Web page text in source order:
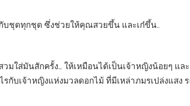
บชุดทุกชุด ซึ่งช่วยให้คุณสวยขึ้น และเก๋ขึ้น..
วมใส่มันสักครั้ง… ให้เหมือนได้เป็นเจ้าหญิงน้อยๆ แล
กับเจ้าหญิงแห่งมวลดอกไม้ ที่มีเหล่าภมรเปล่งแสง